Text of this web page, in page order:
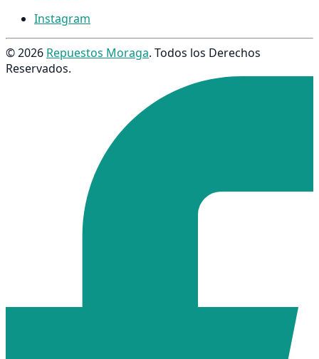
Instagram
© 2026 Repuestos Moraga. Todos los Derechos
Reservados.